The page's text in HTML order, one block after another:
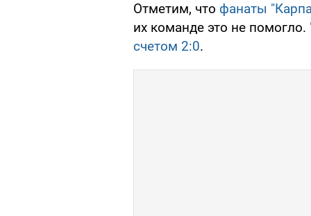
Отметим, что фанаты
их команде это не помогло.
счетом 2:0.